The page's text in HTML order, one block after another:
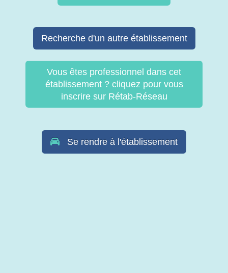
Recherche d'un autre établissement
Vous êtes professionnel dans cet
établissement ? cliquez pour vous
inscrire sur Rétab-Réseau
Se rendre à l'établissement